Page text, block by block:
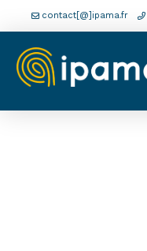
contact[@]ipama.fr